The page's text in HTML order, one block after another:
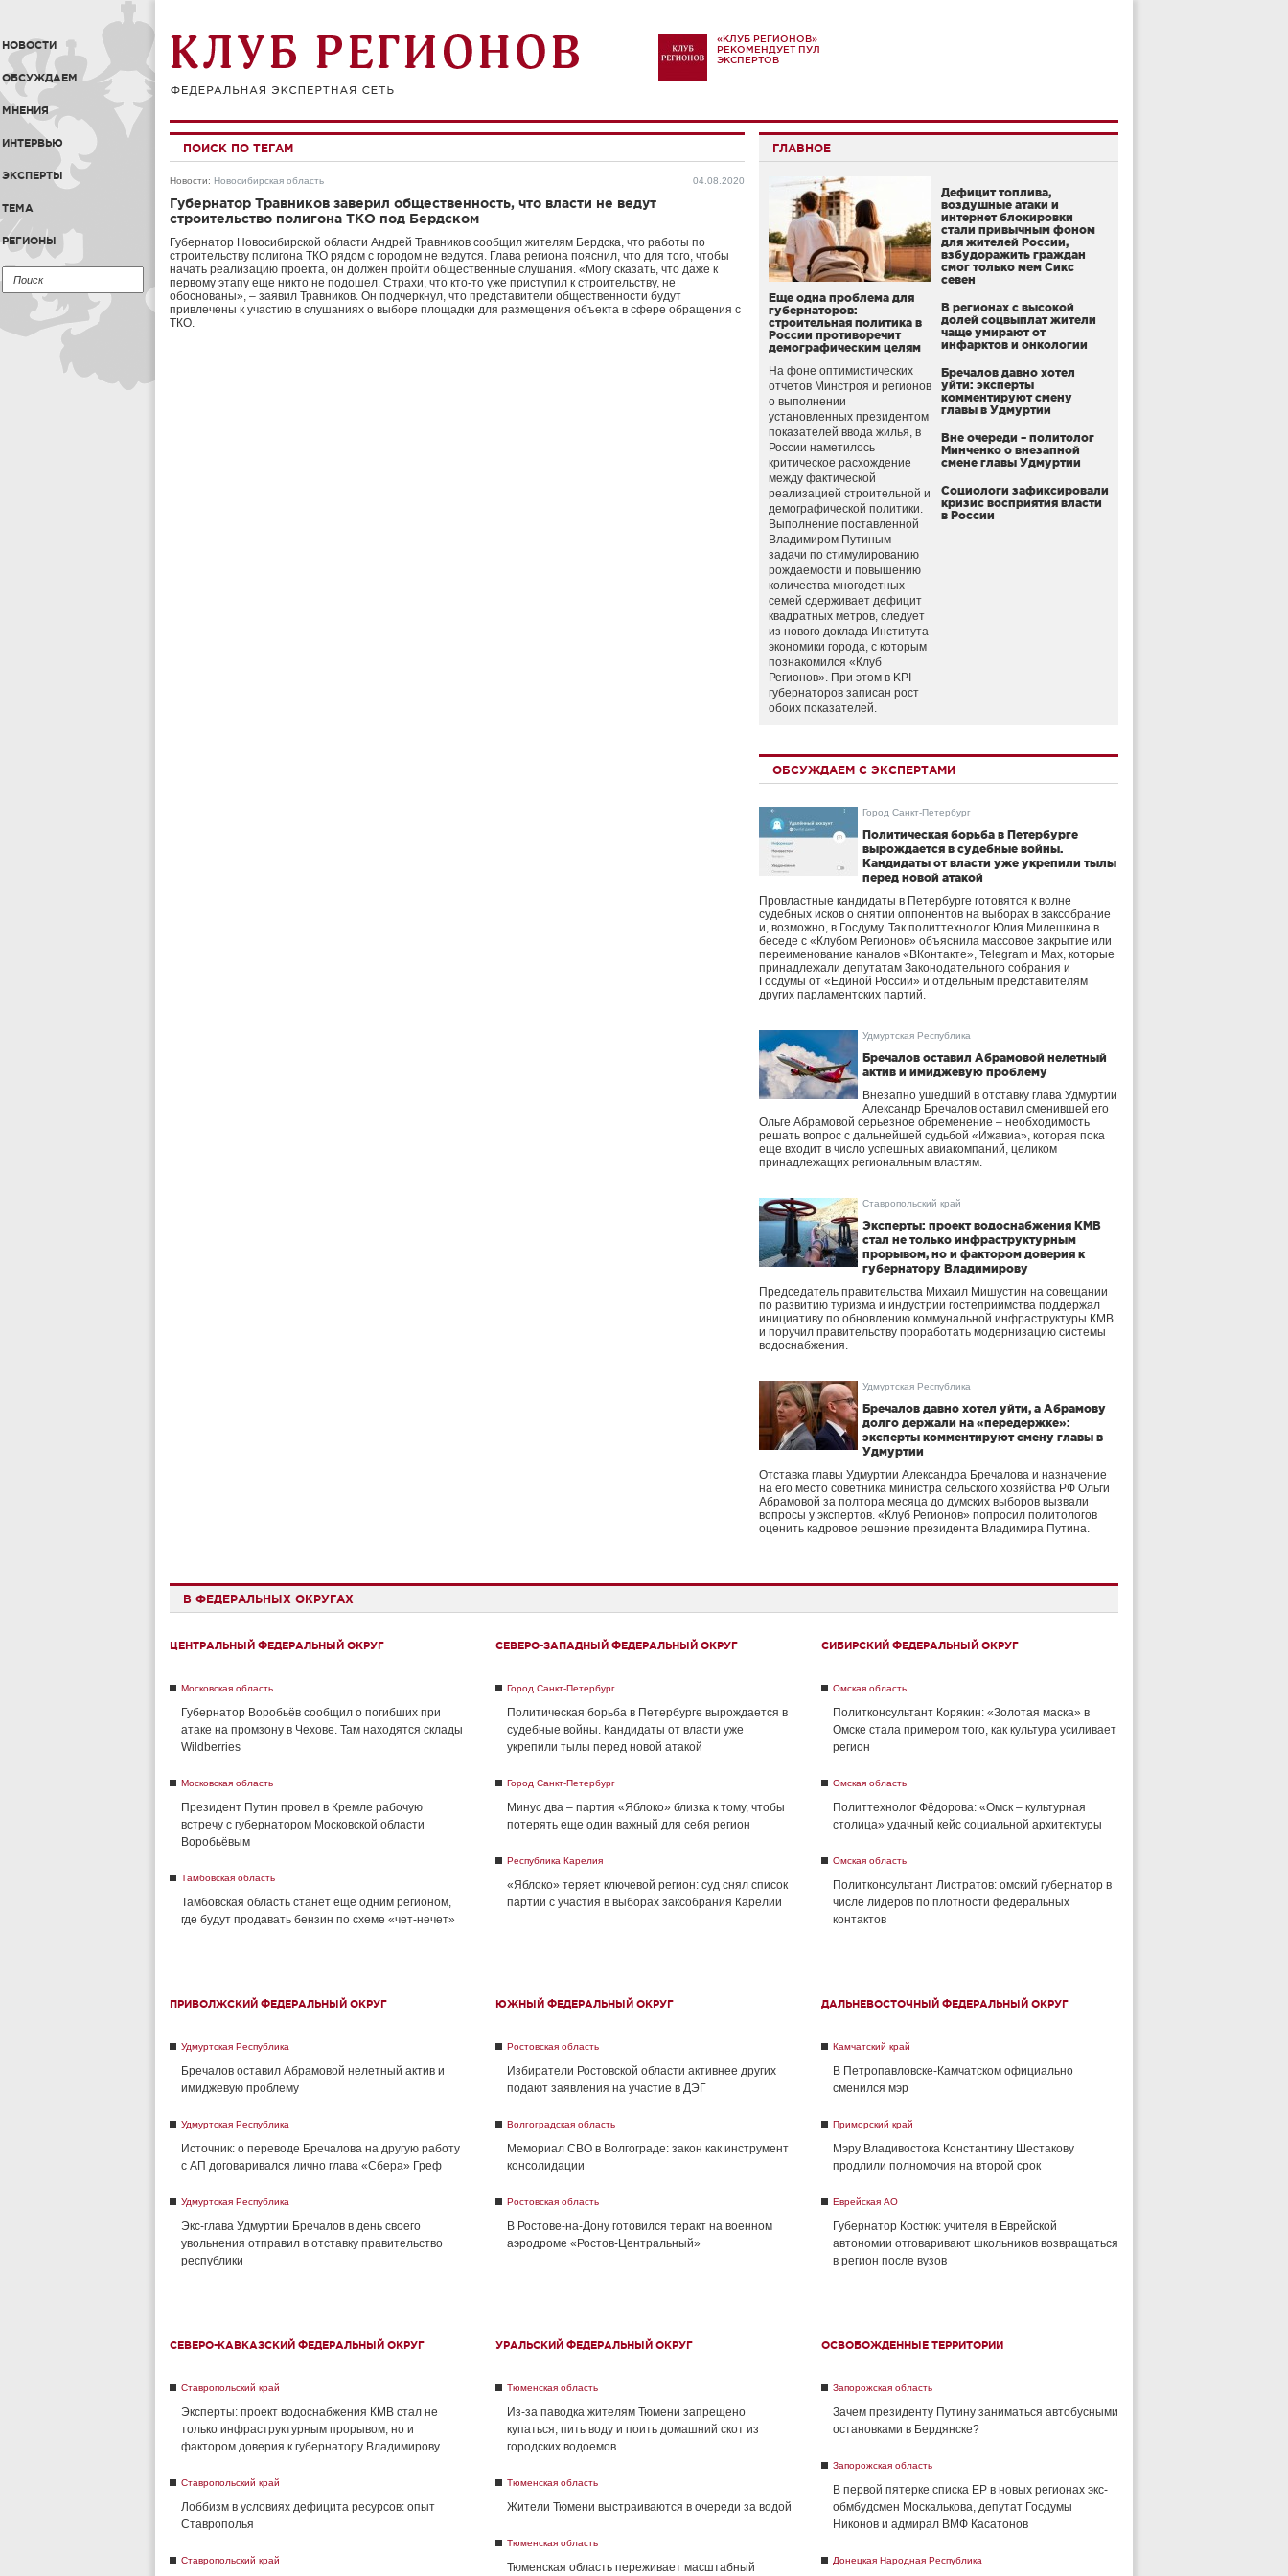
НОВОСТИ
ОБСУЖДАЕМ
МНЕНИЯ
ИНТЕРВЬЮ
ЭКСПЕРТЫ
ТЕМА
РЕГИОНЫ
«КЛУБ РЕГИОНОВ»
РЕКОМЕНДУЕТ ПУЛ
ЭКСПЕРТОВ
ПОИСК ПО ТЕГАМ
Новости: Новосибирская область 04.08.2020
Губернатор Травников заверил общественность, что власти не ведут
строительство полигона ТКО под Бердском
Губернатор Новосибирской области Андрей Травников сообщил жителям Бердска, что работы по
строительству полигона ТКО рядом с городом не ведутся. Глава региона пояснил, что для того, чтобы
начать реализацию проекта, он должен пройти общественные слушания. «Могу сказать, что даже к
первому этапу еще никто не подошел. Страхи, что кто-то уже приступил к строительству, не
обоснованы», – заявил Травников. Он подчеркнул, что представители общественности будут
привлечены к участию в слушаниях о выборе площадки для размещения объекта в сфере обращения с
ТКО.
ГЛАВНОЕ
Еще одна проблема для
губернаторов:
строительная политика в
России противоречит
демографическим целям
На фоне оптимистических
отчетов Минстроя и регионов
о выполнении
установленных президентом
показателей ввода жилья, в
России наметилось
критическое расхождение
между фактической
реализацией строительной и
демографической политики.
Выполнение поставленной
Владимиром Путиным
задачи по стимулированию
рождаемости и повышению
количества многодетных
семей сдерживает дефицит
квадратных метров, следует
из нового доклада Института
экономики города, с которым
познакомился «Клуб
Регионов». При этом в KPI
губернаторов записан рост
обоих показателей.
Дефицит топлива,
воздушные атаки и
интернет блокировки
стали привычным фоном
для жителей России,
взбудоражить граждан
смог только мем Сикс
севен
В регионах с высокой
долей соцвыплат жители
чаще умирают от
инфарктов и онкологии
Бречалов давно хотел
уйти: эксперты
комментируют смену
главы в Удмуртии
Вне очереди – политолог
Минченко о внезапной
смене главы Удмуртии
Социологи зафиксировали
кризис восприятия власти
в России
ОБСУЖДАЕМ С ЭКСПЕРТАМИ
Город Санкт-Петербург
Политическая борьба в Петербурге
вырождается в судебные войны.
Кандидаты от власти уже укрепили тылы
перед новой атакой
Провластные кандидаты в Петербурге готовятся к волне
судебных исков о снятии оппонентов на выборах в заксобрание
и, возможно, в Госдуму. Так политтехнолог Юлия Милешкина в
беседе с «Клубом Регионов» объяснила массовое закрытие или
переименование каналов «ВКонтакте», Telegram и Max, которые
принадлежали депутатам Законодательного собрания и
Госдумы от «Единой России» и отдельным представителям
других парламентских партий.
Удмуртская Республика
Бречалов оставил Абрамовой нелетный
актив и имиджевую проблему
Внезапно ушедший в отставку глава Удмуртии
Александр Бречалов оставил сменившей его
Ольге Абрамовой серьезное обременение – необходимость
решать вопрос с дальнейшей судьбой «Ижавиа», которая пока
еще входит в число успешных авиакомпаний, целиком
принадлежащих региональным властям.
Ставропольский край
Эксперты: проект водоснабжения КМВ
стал не только инфраструктурным
прорывом, но и фактором доверия к
губернатору Владимирову
Председатель правительства Михаил Мишустин на совещании
по развитию туризма и индустрии гостеприимства поддержал
инициативу по обновлению коммунальной инфраструктуры КМВ
и поручил правительству проработать модернизацию системы
водоснабжения.
Удмуртская Республика
Бречалов давно хотел уйти, а Абрамову
долго держали на «передержке»:
эксперты комментируют смену главы в
Удмуртии
Отставка главы Удмуртии Александра Бречалова и назначение
на его место советника министра сельского хозяйства РФ Ольги
Абрамовой за полтора месяца до думских выборов вызвали
вопросы у экспертов. «Клуб Регионов» попросил политологов
оценить кадровое решение президента Владимира Путина.
В ФЕДЕРАЛЬНЫХ ОКРУГАХ
ЦЕНТРАЛЬНЫЙ ФЕДЕРАЛЬНЫЙ ОКРУГ
Московская область
Губернатор Воробьёв сообщил о погибших при
атаке на промзону в Чехове. Там находятся склады
Wildberries
Московская область
Президент Путин провел в Кремле рабочую
встречу с губернатором Московской области
Воробьёвым
Тамбовская область
Тамбовская область станет еще одним регионом,
где будут продавать бензин по схеме «чет-нечет»
СЕВЕРО-ЗАПАДНЫЙ ФЕДЕРАЛЬНЫЙ ОКРУГ
Город Санкт-Петербург
Политическая борьба в Петербурге вырождается в
судебные войны. Кандидаты от власти уже
укрепили тылы перед новой атакой
Город Санкт-Петербург
Минус два – партия «Яблоко» близка к тому, чтобы
потерять еще один важный для себя регион
Республика Карелия
«Яблоко» теряет ключевой регион: суд снял список
партии с участия в выборах заксобрания Карелии
СИБИРСКИЙ ФЕДЕРАЛЬНЫЙ ОКРУГ
Омская область
Политконсультант Корякин: «Золотая маска» в
Омске стала примером того, как культура усиливает
регион
Омская область
Политтехнолог Фёдорова: «Омск – культурная
столица» удачный кейс социальной архитектуры
Омская область
Политконсультант Листратов: омский губернатор в
числе лидеров по плотности федеральных
контактов
ПРИВОЛЖСКИЙ ФЕДЕРАЛЬНЫЙ ОКРУГ
Удмуртская Республика
Бречалов оставил Абрамовой нелетный актив и
имиджевую проблему
Удмуртская Республика
Источник: о переводе Бречалова на другую работу
с АП договаривался лично глава «Сбера» Греф
Удмуртская Республика
Экс-глава Удмуртии Бречалов в день своего
увольнения отправил в отставку правительство
республики
ЮЖНЫЙ ФЕДЕРАЛЬНЫЙ ОКРУГ
Ростовская область
Избиратели Ростовской области активнее других
подают заявления на участие в ДЭГ
Волгоградская область
Мемориал СВО в Волгограде: закон как инструмент
консолидации
Ростовская область
В Ростове-на-Дону готовился теракт на военном
аэродроме «Ростов-Центральный»
ДАЛЬНЕВОСТОЧНЫЙ ФЕДЕРАЛЬНЫЙ ОКРУГ
Камчатский край
В Петропавловске-Камчатском официально
сменился мэр
Приморский край
Мэру Владивостока Константину Шестакову
продлили полномочия на второй срок
Еврейская АО
Губернатор Костюк: учителя в Еврейской
автономии отговаривают школьников возвращаться
в регион после вузов
СЕВЕРО-КАВКАЗСКИЙ ФЕДЕРАЛЬНЫЙ ОКРУГ
Ставропольский край
Эксперты: проект водоснабжения КМВ стал не
только инфраструктурным прорывом, но и
фактором доверия к губернатору Владимирову
Ставропольский край
Лоббизм в условиях дефицита ресурсов: опыт
Ставрополья
Ставропольский край
УРАЛЬСКИЙ ФЕДЕРАЛЬНЫЙ ОКРУГ
Тюменская область
Из-за паводка жителям Тюмени запрещено
купаться, пить воду и поить домашний скот из
городских водоемов
Тюменская область
Жители Тюмени выстраиваются в очереди за водой
Тюменская область
Тюменская область переживает масштабный
ОСВОБОЖДЕННЫЕ ТЕРРИТОРИИ
Запорожская область
Зачем президенту Путину заниматься автобусными
остановками в Бердянске?
Запорожская область
В первой пятерке списка ЕР в новых регионах экс-
обмбудсмен Москалькова, депутат Госдумы
Никонов и адмирал ВМФ Касатонов
Донецкая Народная Республика